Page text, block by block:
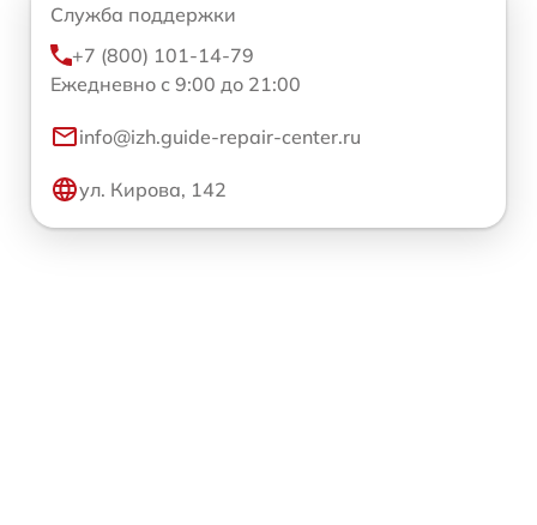
Служба поддержки
+7 (800) 101-14-79
Ежедневно с 9:00 до 21:00
info@izh.guide-repair-center.ru
ул. Кирова, 142